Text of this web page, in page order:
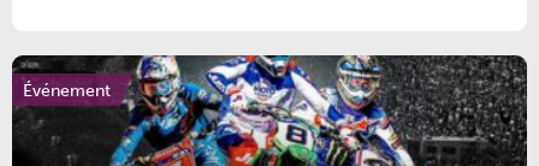
Événement